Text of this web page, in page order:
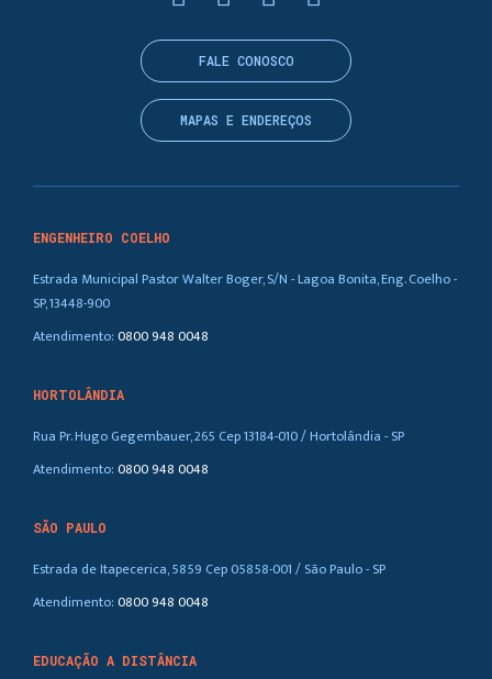
ENGENHEIRO COELHO
Estrada Municipal Pastor Walter Boger, S/N - Lagoa Bonita, Eng. Coelho -
SP, 13448-900
Atendimento:0800 948 0048
HORTOLÂNDIA
Rua Pr. Hugo Gegembauer, 265 Cep 13184-010 / Hortolândia - SP
Atendimento:0800 948 0048
SÃO PAULO
Estrada de Itapecerica, 5859 Cep 05858-001 / São Paulo - SP
Atendimento:0800 948 0048
EDUCAÇÃO A DISTÂNCIA
FALE CONOSCO
MAPAS E ENDEREÇOS